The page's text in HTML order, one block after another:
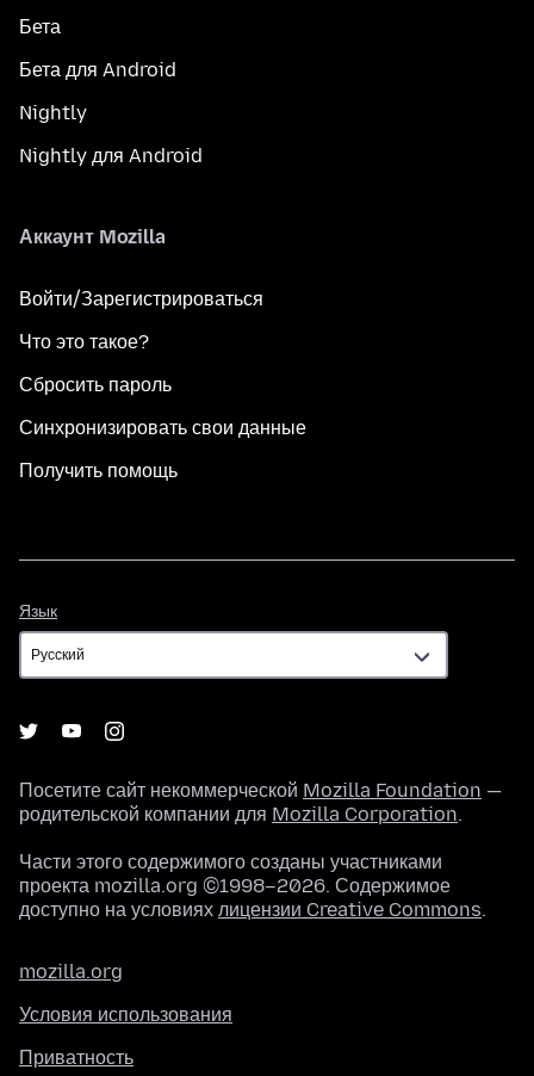
Бета
Бета для Android
Nightly
Nightly для Android
Аккаунт Mozilla
Войти/Зарегистрироваться
Что это такое?
Сбросить пароль
Синхронизировать свои данные
Получить помощь
Язык
Посетите сайт некоммерческой Mozilla Foundation —
родительской компании для Mozilla Corporation.
Части этого содержимого созданы участниками
проекта mozilla.org ©1998–2026. Содержимое
доступно на условиях лицензии Creative Commons.
mozilla.org
Условия использования
Приватность